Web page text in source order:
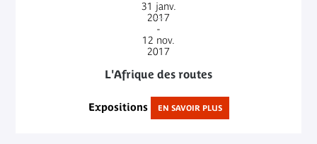
31 janv.
2017
-
12 nov.
2017
L'Afrique des routes
Expositions EN SAVOIR PLUS